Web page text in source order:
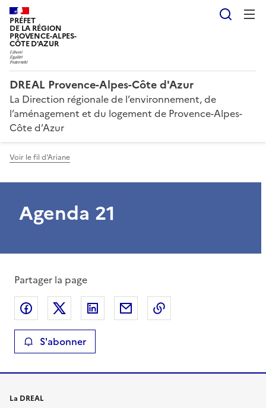
PRÉFET
DE LA RÉGION
PROVENCE-ALPES-
CÔTE D'AZUR
DREAL Provence-Alpes-Côte d'Azur
La Direction régionale de l’environnement, de
l’aménagement et du logement de Provence-Alpes-
Côte d’Azur
Voir le fil d'Ariane
Agenda 21
Partager la page
Partager sur Facebook
Partager sur XPartager sur LinkedIn
Partager par email
S'abonner
La DREAL